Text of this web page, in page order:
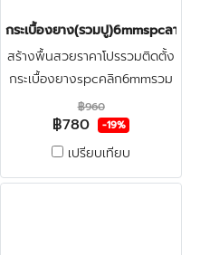
างปลา(E02) ราคา780บาท
กระเบื้องยาง(รวมปู)6mmspcลาย
สร้างพื้นสวยราคาโปรรวมติดตั้ง
กระเบื้องยางspcคลิก6mmรวม
ปูลายก้างปลา+ฟรีตรวจพื้นก่อน
ติดตั้ง ปูทับพื้นกระเบื้องเดิมและ
พื้นปูนใหม่
฿960
฿780 -19%
เปรียบเทียบ